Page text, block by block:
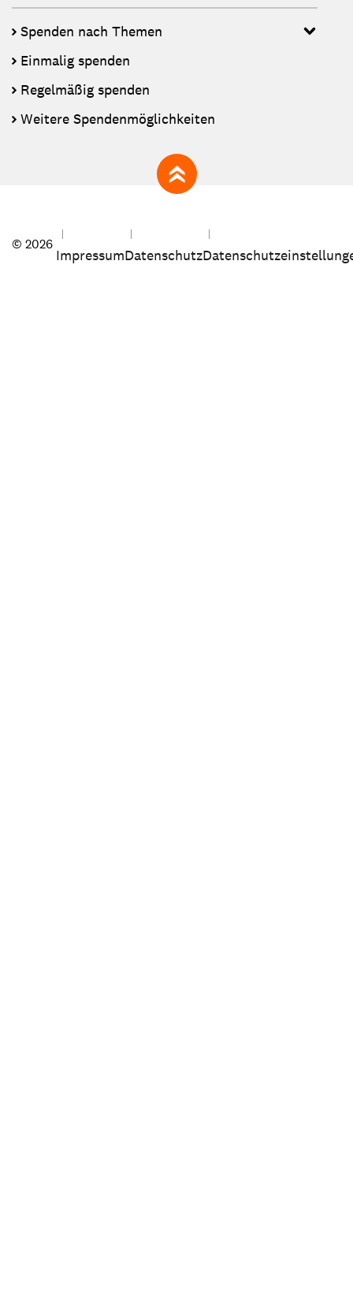
Spenden nach Themen
Einmalig spenden
Regelmäßig spenden
Weitere Spendenmöglichkeiten
zum Seitenanfang
© 2026
ImpressumDatenschutz